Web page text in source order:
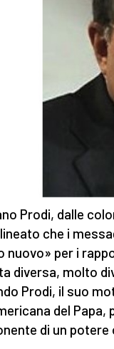
Prodi, dalle
che i
per i
diversa, molto
Prodi, il suo
del Papa,
di un potere